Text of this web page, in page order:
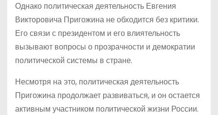
Однако политическая деятельность Евгения
Викторовича Пригожина не обходится без критики.
Его связи с президентом и его влиятельность
вызывают вопросы о прозрачности и демократии
политической системы в стране.
Несмотря на это, политическая деятельность
Пригожина продолжает развиваться, и он остается
активным участником политической жизни России.